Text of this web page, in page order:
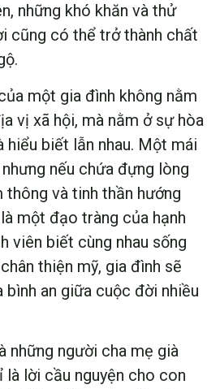
những khó khăn và thử
cũng có thể trở thành chất
một gia đình không nằm
vị xã hội, mà nằm ở sự hòa
hiểu biết lẫn nhau. Một mái
nếu chứa đựng lòng
thông và tinh thần hướng
một đạo tràng của hạnh
viên biết cùng nhau sống
thiện mỹ, gia đình sẽ
an giữa cuộc đời nhiều
những người cha mẹ già
lời cầu nguyện cho con